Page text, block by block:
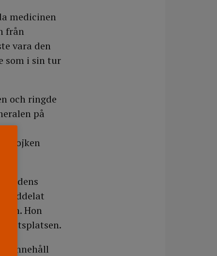
medicinen
från
vara den
som i sin tur
och ringde
på
tur
Pojken
Hon
innehåll